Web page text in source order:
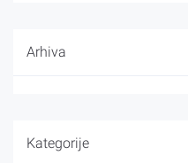
Arhiva
Kategorije